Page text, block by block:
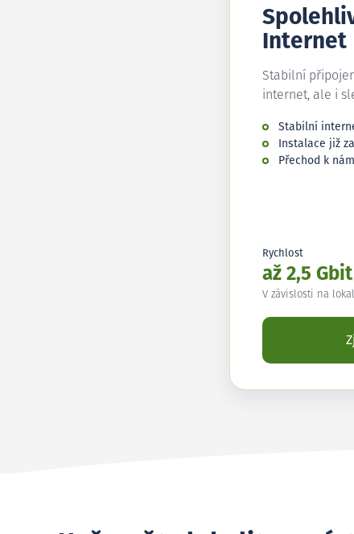
Internet
Stabilní
internet, ale i
Stabilní
Instalace již
Přechod k
Rychlost
až 2,5
V závislosti na